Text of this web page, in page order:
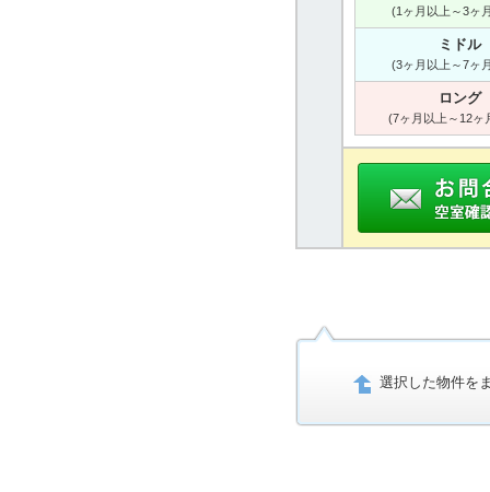
(1ヶ月以上～3ヶ
ミドル
(3ヶ月以上～7ヶ
ロング
(7ヶ月以上～12ヶ
選択した物件を